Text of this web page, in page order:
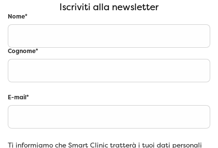
Iscriviti alla newsletter
Nome*
Cognome*
E-mail*
Ti informiamo che Smart Clinic tratterà i tuoi dati personali